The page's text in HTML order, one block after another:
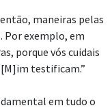
maneiras pelas
Por exemplo, em
porque vós cuidais
[M]im testificam.”
em tudo o